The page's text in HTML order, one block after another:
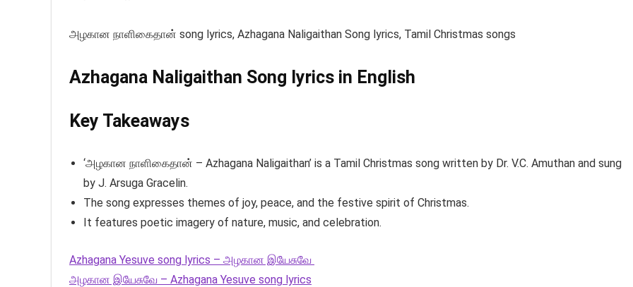
அழகான நாளிகைதான் song lyrics, Azhagana Naligaithan Song lyrics, Tamil Christmas songs
Azhagana Naligaithan Song lyrics in English
Key Takeaways
‘அழகான நாளிகைதான் – Azhagana Naligaithan’ is a Tamil Christmas song written by Dr. V.C. Amuthan and sung
by J. Arsuga Gracelin.
The song expresses themes of joy, peace, and the festive spirit of Christmas.
It features poetic imagery of nature, music, and celebration.
Azhagana Yesuve song lyrics – அழகான இயேசுவே
அழகான இயேசுவே – Azhagana Yesuve song lyrics